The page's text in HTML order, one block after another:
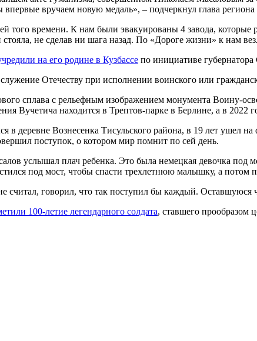
впервые вручаем новую медаль», – подчеркнул глава
того времени. К нам были эвакуированы 4 завода,
стояла, не сделав ни шага назад. По «Дороге жизни» к нам
на его родине в Кузбассе по инициативе
служение Отечеству при исполнении воинского или
сплава с рельефным изображением монумента Воину-
Вучетича находится в Трептов-парке в Берлине, а в 2022
в деревне Вознесенка Тисульского района, в 19 лет ушел
поступок, о котором мир помнит по сей день.
услышал плач ребенка. Это была немецкая девочка
под мост, чтобы спасти трехлетнюю малышку, а потом
считал, говорил, что так поступил бы каждый. Оставшуюся
100-летие легендарного солдата, ставшего прообразом